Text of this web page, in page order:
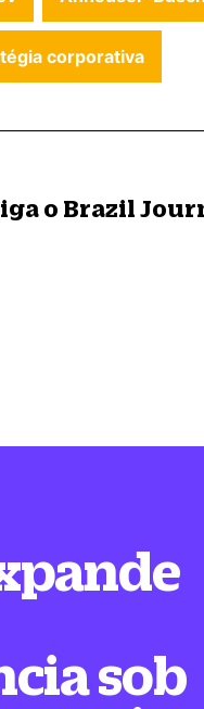
corporativa
o Brazil
sob